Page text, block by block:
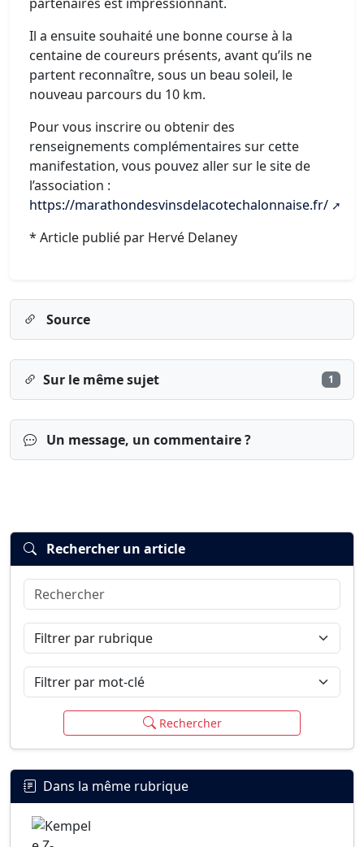
Il a ensuite souhaité une bonne course à la
centaine de coureurs présents, avant qu’ils ne
partent reconnaître, sous un beau soleil, le
nouveau parcours du 10 km.
Pour vous inscrire ou obtenir des
renseignements complémentaires sur cette
manifestation, vous pouvez aller sur le site de
l’association :
https://marathondesvinsdelacotechalonnaise.fr/
* Article publié par Hervé Delaney
Source
Sur le même sujet 1
Un message, un commentaire ?
Connexion
Rechercher un article
Rechercher
Filtrer par rubrique
Filtrer par mot-clé
Rechercher
Dans la même rubrique